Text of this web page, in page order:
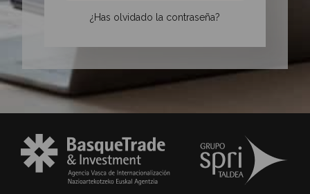
¿Has olvidado la contraseña?